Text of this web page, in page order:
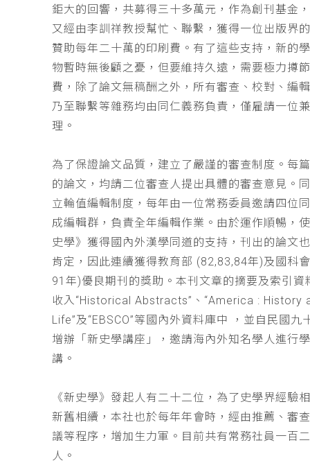
鉅大的回響，共募得三十多萬元，作為創刊基金
又經由李訓祥教授幫忙、聯繫，獲得一位出版界
贊助每年二十萬的印刷費。有了這些支持，新的
物暫時無後顧之憂，但要維持久遠，需要極力撙
費，除了論文無稿酬之外，所有審查、校對、編
乃至聯繫等雜務均由同仁義務負責，僅雇請一位
理。
為了保證論文品質，建立了嚴謹的審查制度。每
的論文，均請二位審查人提出具體的審查意見。
立輪值編輯制度，每年由一位常務委員邀請四位
成編輯群，負責全年編輯作業。由於運作順暢，
史學》獲得國內外漢學同道的支持，刊出的論文
肯定，因此連續獲得教育部 (82,83,84年)及國科
91年)優良期刊的獎助。本刊文章的摘要及索引資
收入“Historical Abstracts”、“America : History
Life”及“EBSCO”等國內外資料庫中 ，並自民國九
增辦「新史學講座」，邀請海內外知名學人進行
講。
《新史學》發起人有二十二位，為了史學界經驗
新舊相續，本社也於每年年會時，經由推薦、審
議等程序，增加生力軍。目前共有常務社員一百
人。